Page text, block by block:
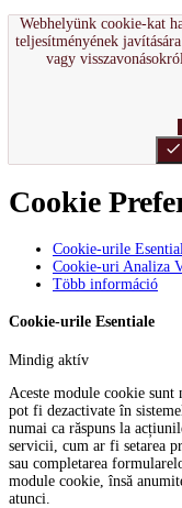
Webhelyünk cookie-kat
teljesítményének
vagy
done
Cookie
Cookie-urile
Cookie-uri Analiza
Több információ
Cookie-urile Esentiale
Mindig aktív
Aceste module cookie sunt
pot fi dezactivate în
numai ca răspuns la
servicii, cum ar fi setarea
sau completarea
module cookie, însă
atunci.